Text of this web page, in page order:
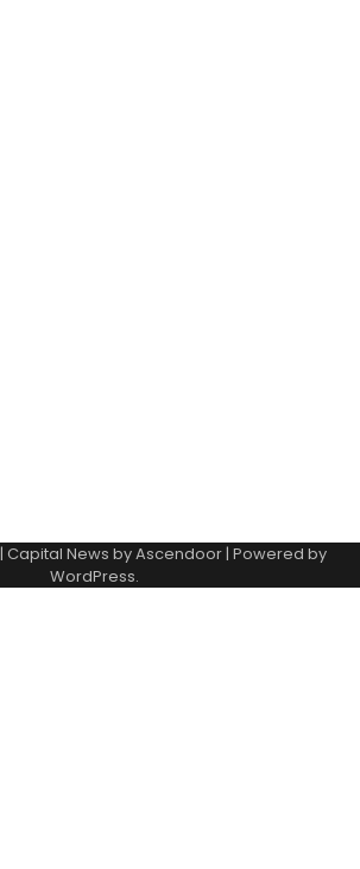
| Capital News byAscendoor| Powered by
WordPress.